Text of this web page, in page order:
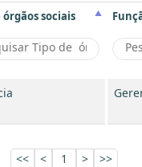
órgãos sociais
<< < 1 > >>